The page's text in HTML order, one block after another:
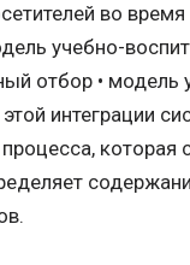
во
учебно-
отбор • модель
этой интеграции
процесса,